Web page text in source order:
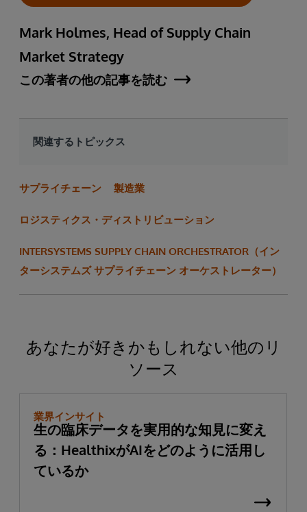
Mark Holmes, Head of Supply Chain
Market Strategy
この著者の他の記事を読む
関連するトピックス
サプライチェーン 製造業
ロジスティクス・ディストリビューション
INTERSYSTEMS SUPPLY CHAIN ORCHESTRATOR（イン
ターシステムズ サプライチェーン オーケストレーター）
あなたが好きかもしれない他のリ
ソース
業界インサイト
生の臨床データを実用的な知見に変え
る：HealthixがAIをどのように活用し
ているか